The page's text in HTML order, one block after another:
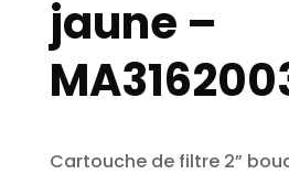
jaune –
Cartouche de filtre 2”